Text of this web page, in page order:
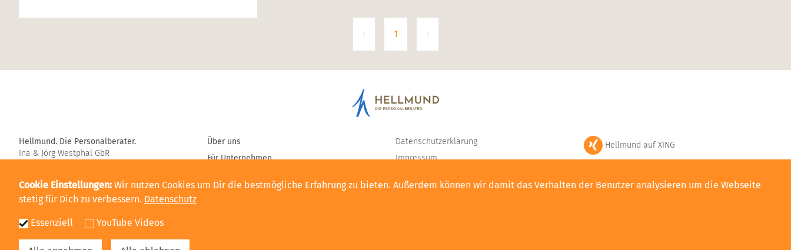
‹ 1 ›
Hellmund. Die Personalberater.
Ina & Jörg Westphal GbR
Telefon:0331-237 87 62
E-Mail:info@hellmund-berater.de
Über uns
Für Unternehmen
Auditor Personality
Datenschutzerklärung
Impressum
Hellmund auf XING
Hellmund auf Facebook
Cookie Einstellungen Wir nutzen Cookies um Dir die bestmögliche Erfahrung zu bieten. Außerdem können wir damit das Verhalten der Benutzer analysieren um die Webseite
stetig für Dich zu verbessern. Datenschutz
Essenziell YouTube Videos